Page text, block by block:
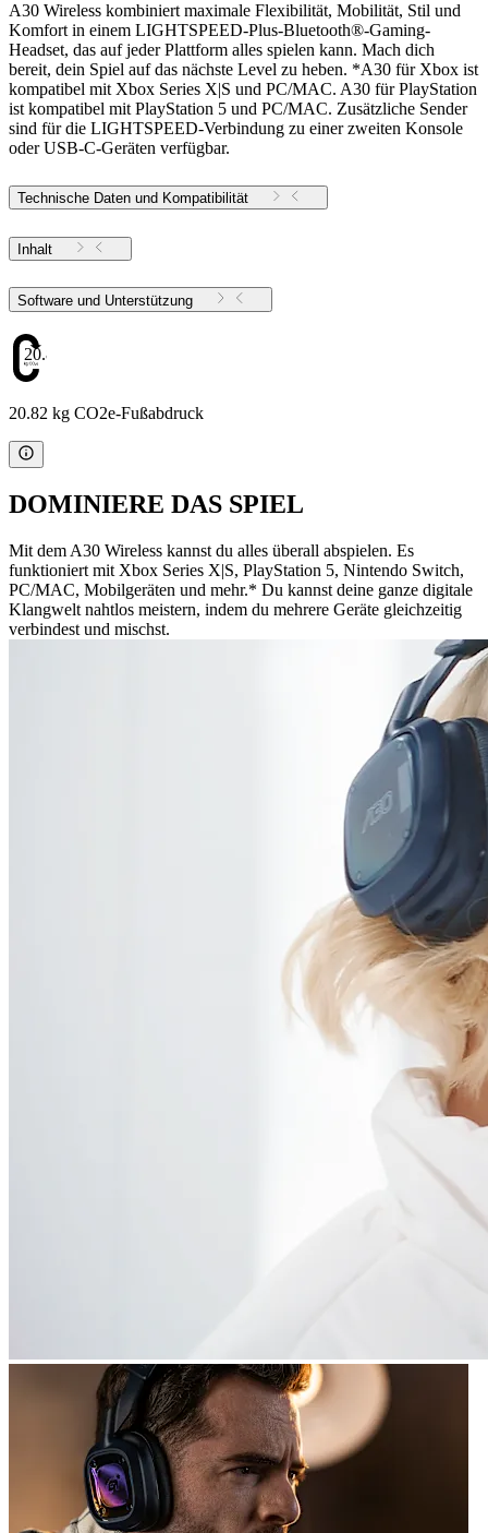
A30 Wireless kombiniert maximale Flexibilität, Mobilität, Stil und
Komfort in einem LIGHTSPEED-Plus-Bluetooth®-Gaming-
Headset, das auf jeder Plattform alles spielen kann. Mach dich
bereit, dein Spiel auf das nächste Level zu heben. *A30 für Xbox ist
kompatibel mit Xbox Series X|S und PC/MAC. A30 für PlayStation
ist kompatibel mit PlayStation 5 und PC/MAC. Zusätzliche Sender
sind für die LIGHTSPEED-Verbindung zu einer zweiten Konsole
oder USB-C-Geräten verfügbar.
Technische Daten und Kompatibilität
Inhalt
Software und Unterstützung
20.82
20.82 kg CO2e-Fußabdruck
DOMINIERE DAS SPIEL
Mit dem A30 Wireless kannst du alles überall abspielen. Es
funktioniert mit Xbox Series X|S, PlayStation 5, Nintendo Switch,
PC/MAC, Mobilgeräten und mehr.* Du kannst deine ganze digitale
Klangwelt nahtlos meistern, indem du mehrere Geräte gleichzeitig
verbindest und mischst.